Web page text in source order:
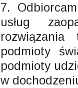
7.
usług
rozwiązania
podmioty
podmioty
w